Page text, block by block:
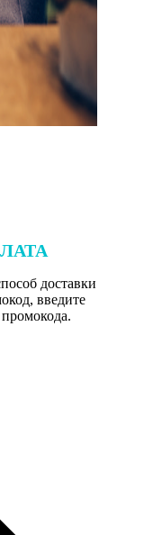
доставки
введите